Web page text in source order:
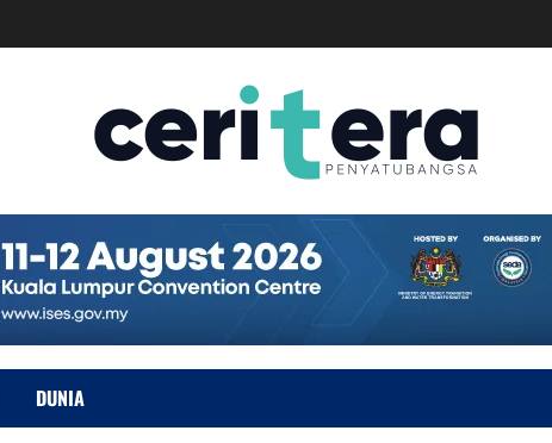
DUNIA